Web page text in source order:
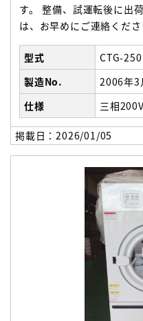
す。 整備、試運転後に出
は、お早めにご連絡くだ
行)×1790(高さ)
型式
CTG-
製造No.
2006年3
仕様
三相200V
掲載日：2026/01/05